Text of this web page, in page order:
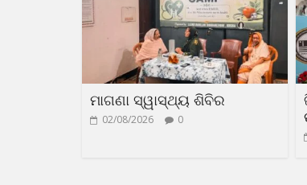
ମାଗଣା ସ୍ୱାସ୍ଥ୍ୟ ଶିବିର
02/08/2026 0